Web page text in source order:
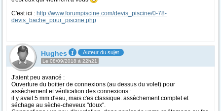
C'est ici : http://www.forumpiscine.com/devis_piscine/0-78-
devis_bache_pour_piscine.php
Hughes Auteur du sujet
Le 08/09/2018 à 22h21
J'aient peu avancé :
Ouverture du boitier de connexions (au dessus du volet) pour
assèchement et vérification des connexions :
il y avait 5 mm d'eau, mais c'es classique. assèchement complet et
séchage au sèche-cheveux "doux".